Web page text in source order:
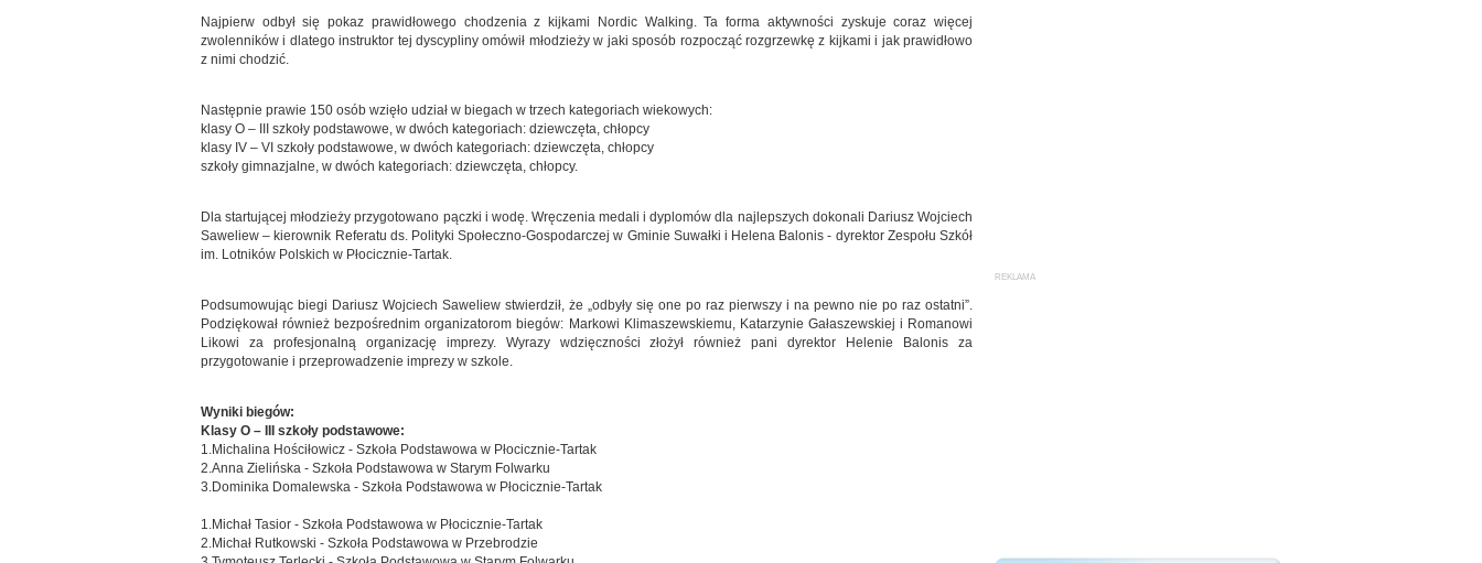
Najpierw odbył się pokaz prawidłowego chodzenia z kijkami Nordic Walking. Ta forma aktywności zyskuje coraz więcej
zwolenników i dlatego instruktor tej dyscypliny omówił młodzieży w jaki sposób rozpocząć rozgrzewkę z kijkami i jak prawidłowo
z nimi chodzić.
Następnie prawie 150 osób wzięło udział w biegach w trzech kategoriach wiekowych:
klasy O – III szkoły podstawowe, w dwóch kategoriach: dziewczęta, chłopcy
klasy IV – VI szkoły podstawowe, w dwóch kategoriach: dziewczęta, chłopcy
szkoły gimnazjalne, w dwóch kategoriach: dziewczęta, chłopcy.
Dla startującej młodzieży przygotowano pączki i wodę. Wręczenia medali i dyplomów dla najlepszych dokonali Dariusz Wojciech
Saweliew – kierownik Referatu ds. Polityki Społeczno-Gospodarczej w Gminie Suwałki i Helena Balonis - dyrektor Zespołu Szkół
im. Lotników Polskich w Płocicznie-Tartak.
Podsumowując biegi Dariusz Wojciech Saweliew stwierdził, że „odbyły się one po raz pierwszy i na pewno nie po raz ostatni”.
Podziękował również bezpośrednim organizatorom biegów: Markowi Klimaszewskiemu, Katarzynie Gałaszewskiej i Romanowi
Likowi za profesjonalną organizację imprezy. Wyrazy wdzięczności złożył również pani dyrektor Helenie Balonis za
przygotowanie i przeprowadzenie imprezy w szkole.
Wyniki biegów:
Klasy O – III szkoły podstawowe:
1.Michalina Hościłowicz - Szkoła Podstawowa w Płocicznie-Tartak
2.Anna Zielińska - Szkoła Podstawowa w Starym Folwarku
3.Dominika Domalewska - Szkoła Podstawowa w Płocicznie-Tartak
1.Michał Tasior - Szkoła Podstawowa w Płocicznie-Tartak
2.Michał Rutkowski - Szkoła Podstawowa w Przebrodzie